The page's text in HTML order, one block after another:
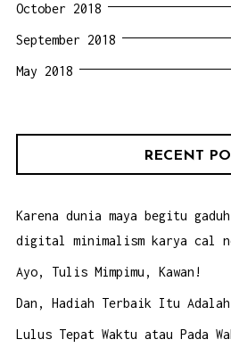
October 2018
September 2018
May 2018
RECENT
Karena dunia maya begitu
digital minimalism karya cal
Ayo, Tulis Mimpimu, Kawan!
Dan, Hadiah Terbaik Itu
Lulus Tepat Waktu atau Pada